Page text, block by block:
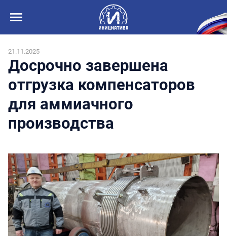
21.11.2025
Досрочно завершена
отгрузка компенсаторов
для аммиачного
производства